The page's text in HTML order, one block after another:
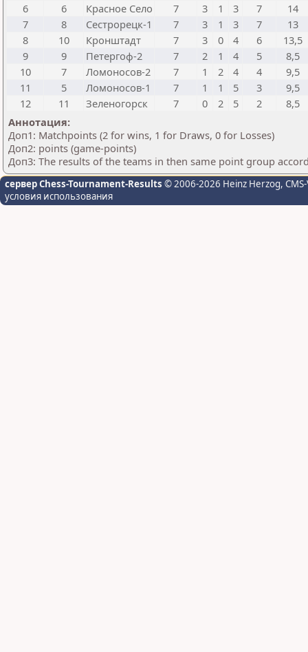
6
6 Красное Село 7 3 1 3 7
14
7
8 Сестрорецк-1 7 3 1 3 7
13
8
10 Кронштадт 7 3 0 4 6
13,5
9
9 Петергоф-2 7 2 1 4 5
8,5
10
7 Ломоносов-2 7 1 2 4 4
9,5
11
5 Ломоносов-1 7 1 1 5 3
9,5
12
11 Зеленогорск 7 0 2 5 2
8,5
Аннотация:
Доп1: Matchpoints (2 for wins, 1 for Draws, 0 for Losses)
Доп2: points (game-points)
Доп3: The results of the teams in then same point group
сервер Chess-Tournament-Results © 2006-2026 Heinz Herzog,
условия использования